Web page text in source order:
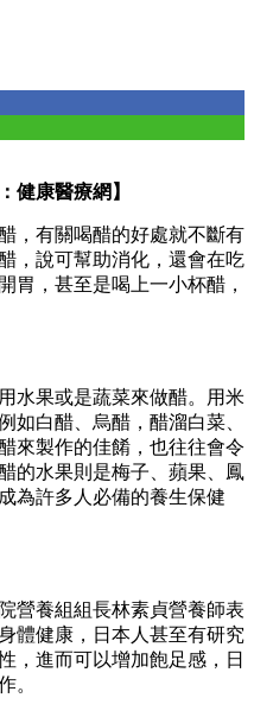
健康醫療網】
，有關喝醋的好處就不斷有
，說可幫助消化，還會在吃
胃，甚至是喝上一小杯醋，
水果或是蔬菜來做醋。用米
如白醋、烏醋，醋溜白菜、
來製作的佳餚，也往往會令
的水果則是梅子、蘋果、鳳
為許多人必備的養生保健
營養組組長林素貞營養師表
體健康，日本人甚至有研究
，進而可以增加飽足感，日
。